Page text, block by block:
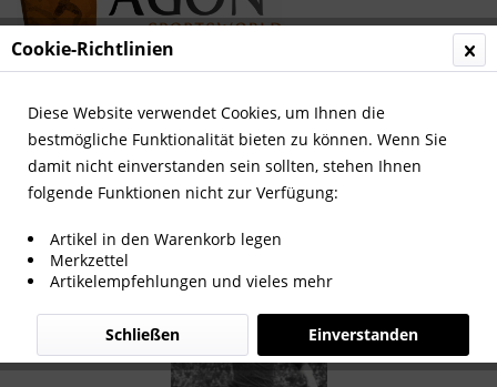
Menü
Übersicht Deutsche Nationalspieler
Cookie-Richtlinien
Diese Website verwendet Cookies, um Ihnen die
bestmögliche Funktionalität bieten zu können. Wenn Sie
damit nicht einverstanden sein sollten, stehen Ihnen
folgende Funktionen nicht zur Verfügung:
Artikel in den Warenkorb legen
Merkzettel
Artikelempfehlungen und vieles mehr
Einverstanden
Schließen